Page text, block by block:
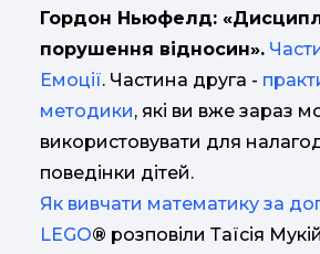
Гордон Ньюфелд:
порушення відносин».
Емоції. Частина друга -
методики, які ви вже зараз
використовувати для
поведінки дітей.
Як вивчати математику за
LEGO® розповіли Таїсія